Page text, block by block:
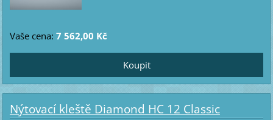
Vaše cena: 7 562,00 Kč
Nýtovací kleště Diamond HC 12 Classic